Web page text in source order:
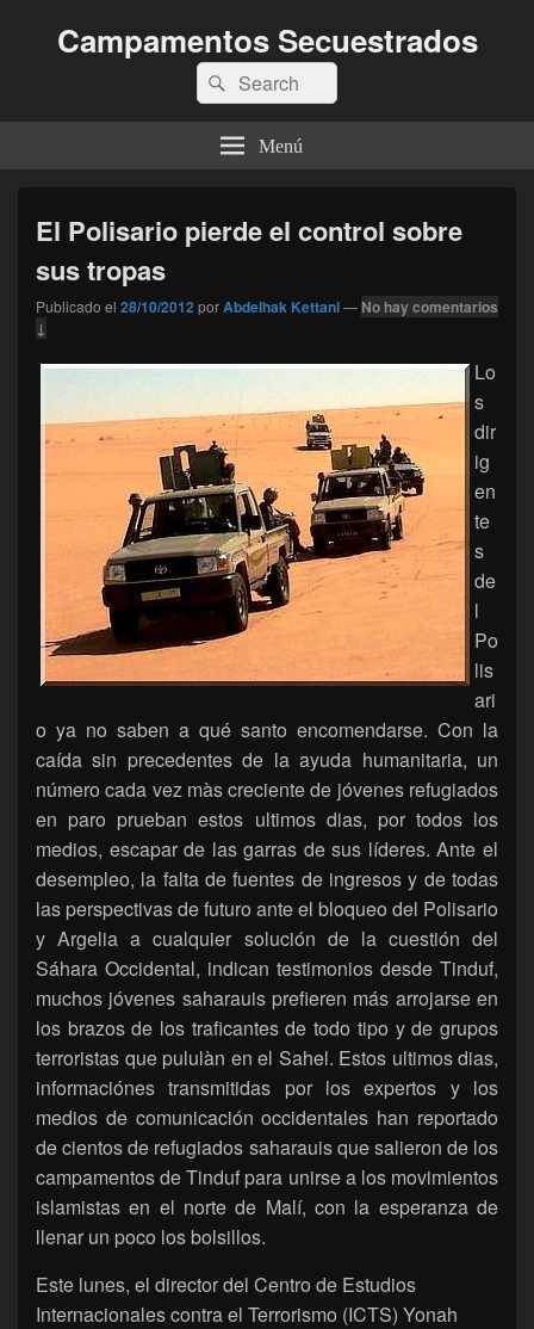
Campamentos Secuestrados
Buscar
por:
Buscar
Menú
El Polisario pierde el control sobre
sus tropas
Publicado el 28/10/2012 porAbdelhak Kettani— No hay comentarios
↓
Lo
s
dir
ig
en
te
s
de
l
Po
lis
ari
o ya no saben a qué santo encomendarse. Con la
caída sin precedentes de la ayuda humanitaria, un
número cada vez màs creciente de jóvenes refugiados
en paro prueban estos ultimos dias, por todos los
medios, escapar de las garras de sus líderes. Ante el
desempleo, la falta de fuentes de ingresos y de todas
las perspectivas de futuro ante el bloqueo del Polisario
y Argelia a cualquier solución de la cuestión del
Sáhara Occidental, indican testimonios desde Tinduf,
muchos jóvenes saharauis prefieren más arrojarse en
los brazos de los traficantes de todo tipo y de grupos
terroristas que pululàn en el Sahel. Estos ultimos dias,
informaciónes transmitidas por los expertos y los
medios de comunicación occidentales han reportado
de cientos de refugiados saharauis que salieron de los
campamentos de Tinduf para unirse a los movimientos
islamistas en el norte de Malí, con la esperanza de
llenar un poco los bolsillos.
Este lunes, el director del Centro de Estudios
Internacionales contra el Terrorismo (ICTS) Yonah